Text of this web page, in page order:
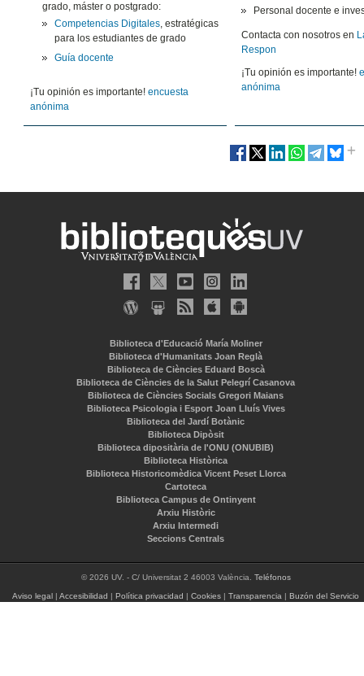
grado, máster o postgrado:
Competencias Digitales, estratégicas
para los estudiantes de grado
Guía docente
¡Tu opinión es importante!encuesta
anónima
Personal docente e
Contacta con nosotros en
Respon
¡Tu opinión es importante!
anónima
Biblioteca d'Educació María Moliner
Biblioteca d'Humanitats Joan Reglà
Biblioteca de Ciències Eduard Boscà
Biblioteca de Ciències de la Salut Pelegrí Casanova
Biblioteca de Ciències Socials Gregori Maians
Biblioteca Psicologia i Esport Joan Lluís Vives
Biblioteca del Jardí Botànic
Biblioteca Dipòsit
Biblioteca dipositària de l'ONU (ONUBIB)
Biblioteca Històrica
Biblioteca Historicomèdica Vicent Peset Llorca
Cartoteca
Biblioteca Campus de Ontinyent
Arxiu Històric
Arxiu Intermedi
Seccions Centrals
© 2026 UV. - C/ Universitat 2 46003 València. Teléfonos
Aviso legal |Accesibilidad Política privacidad |Cookies |Transparencia Buzón del Servicio